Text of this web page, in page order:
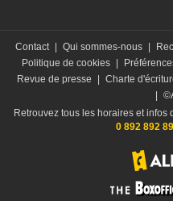
Contact | Qui sommes-nous |
Politique de cookies |
Revue de presse
| Charte
|
Retrouvez tous les horaires et infos
0 892 892